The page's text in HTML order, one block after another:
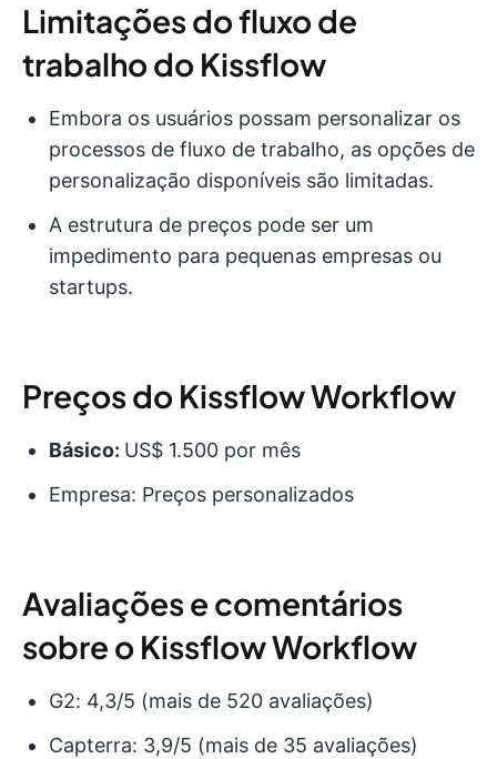
Limitações do fluxo de
trabalho do Kissflow
Embora os usuários possam personalizar os
processos de fluxo de trabalho, as opções de
personalização disponíveis são limitadas.
A estrutura de preços pode ser um
impedimento para pequenas empresas ou
startups.
Preços do Kissflow Workflow
Básico: US$ 1.500 por mês
Empresa: Preços personalizados
Avaliações e comentários
sobre o Kissflow Workflow
G2: 4,3/5 (mais de 520 avaliações)
Capterra: 3,9/5 (mais de 35 avaliações)